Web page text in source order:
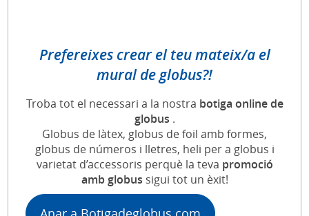
Prefereixes crear el teu mateix/a el
mural de globus?!
Troba tot el necessari a la nostra botiga online de
globus .
Globus de làtex, globus de foil amb formes,
globus de números i lletres, heli per a globus i
varietat d’accessoris perquè la teva promoció
amb globus sigui tot un èxit!